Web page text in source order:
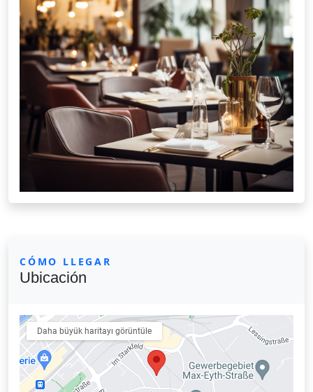
CÓMO LLEGAR
Ubicación